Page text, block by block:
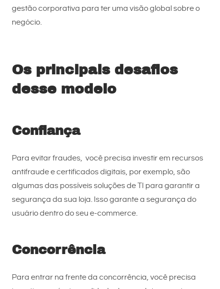
gestão corporativa para ter uma visão global sobre o
negócio.
Os principais desafios
desse modelo
Confiança
Para evitar fraudes, você precisa investir em recursos
antifraude e certificados digitais, por exemplo, são
algumas das possíveis soluções de TI para garantir a
segurança da sua loja. Isso garante a segurança do
usuário dentro do seu e-commerce.
Concorrência
Para entrar na frente da concorrência, você precisa